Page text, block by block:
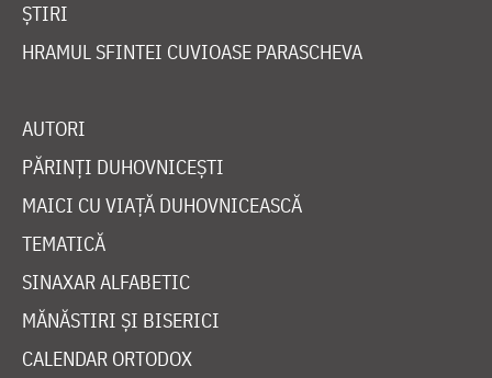
ȘTIRI
HRAMUL SFINTEI CUVIOASE PARASCHEVA
AUTORI
PĂRINȚI DUHOVNICEȘTI
MAICI CU VIAȚĂ DUHOVNICEASCĂ
TEMATICĂ
SINAXAR ALFABETIC
MĂNĂSTIRI ȘI BISERICI
CALENDAR ORTODOX